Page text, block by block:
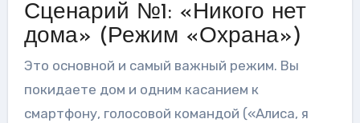
Сценарий №1: «Никого нет
дома» (Режим «Охрана»)
Это основной и самый важный режим. Вы
покидаете дом и одним касанием к
смартфону, голосовой командой («Алиса, я